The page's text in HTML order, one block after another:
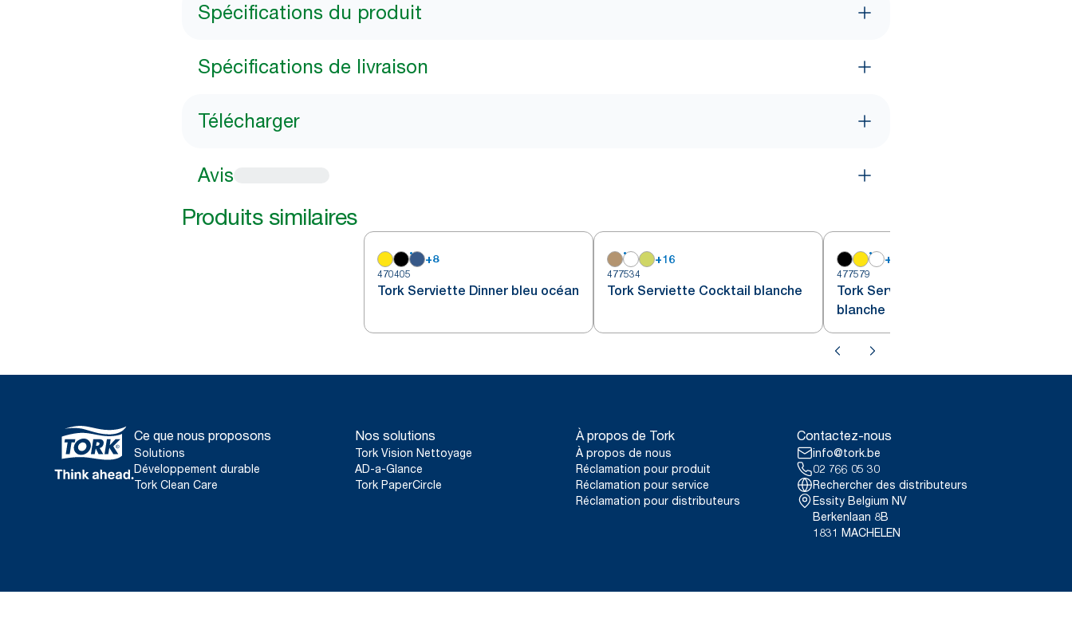
Spécifications du produit
Spécifications de livraison
Télécharger
Avis
Produits similaires
+8
470405
Tork Serviette Dinner bleu océan
+16
477534
Tork Serviette Cocktail blanche
+
477579
Tork Serviette Dinner Doux
blanche
Ce que nous proposons
Solutions
Développement durable
Tork Clean Care
Nos solutions
Tork Vision Nettoyage
AD-a-Glance
Tork PaperCircle
À propos de Tork
À propos de nous
Réclamation pour produit
Réclamation pour service
Réclamation pour distributeurs
Contactez-nous
info@tork.be
02 766 05 30
Rechercher des distributeurs
Essity Belgium NV
Berkenlaan 8B
1831 MACHELEN